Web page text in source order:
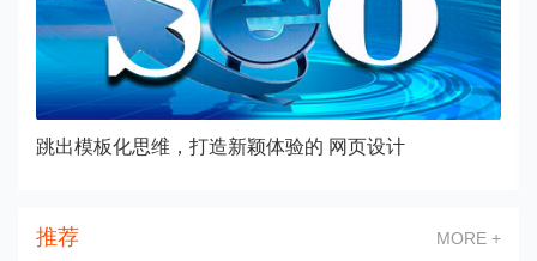
跳出模板化思维，打造新颖体验的 网页设计
推荐 MORE +